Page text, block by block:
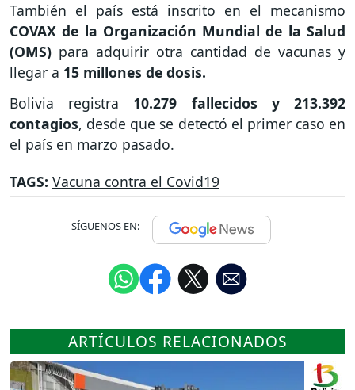
También el país está inscrito en el mecanismo
COVAX de la Organización Mundial de la Salud
(OMS) para adquirir otra cantidad de vacunas y
llegar a 15 millones de dosis.
Bolivia registra 10.279 fallecidos y 213.392
contagios, desde que se detectó el primer caso en
el país en marzo pasado.
TAGS: Vacuna contra el Covid19
SÍGUENOS EN:
ARTÍCULOS RELACIONADOS